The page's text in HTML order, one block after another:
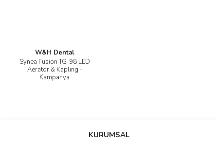
W&H Dental
Synea Fusion TG-98 LED
Aeratör & Kapling -
Kampanya
KURUMSAL